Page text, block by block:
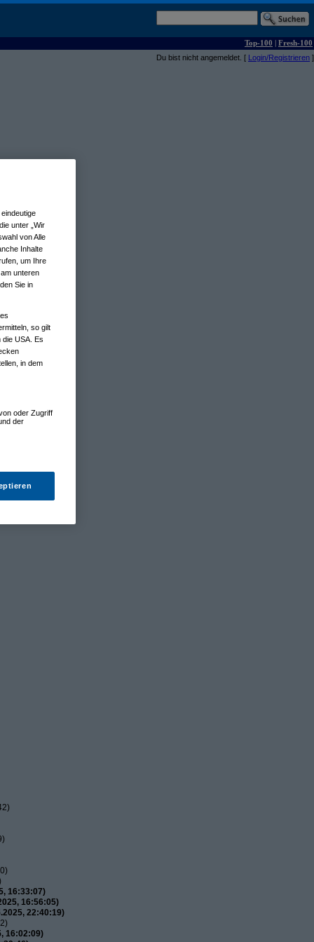
Top-100 | Fresh-100
Du bist nicht angemeldet. [ Login/Registrieren ]
16:33:07)
16:56:05)
22:40:19)
16:02:09)
unter „Wir
von Alle
Inhalte
um Ihre
unteren
Sie in
so gilt
die USA. Es
in dem
oder Zugriff
der